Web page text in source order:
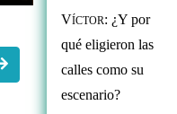
VÍCTOR: ¿Y por
qué eligieron las
calles como su
escenario?